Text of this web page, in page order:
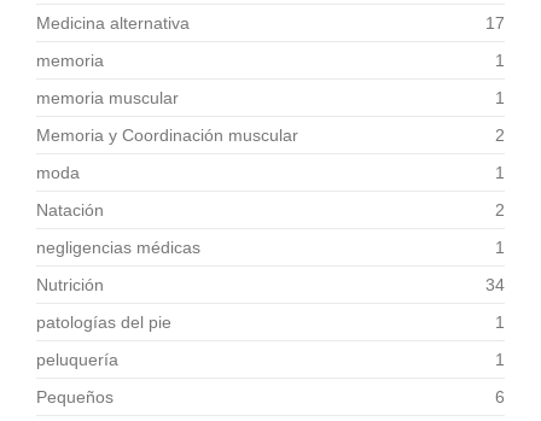
Medicina alternativa
17
memoria
1
memoria muscular
1
Memoria y Coordinación muscular
2
moda
1
Natación
2
negligencias médicas
1
Nutrición
34
patologías del pie
1
peluquería
1
Pequeños
6